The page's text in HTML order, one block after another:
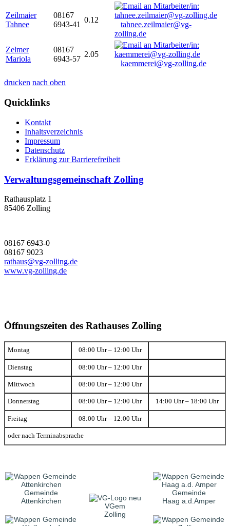
Zeilmaier
Tahnee
08167
6943-41
0.12
tahnee.zeilmaier@vg-
zolling.de
Zelmer
Mariola
08167
6943-57
2.05
kaemmerei@vg-zolling.de
drucken nach oben
Quicklinks
Kontakt
Inhaltsverzeichnis
Impressum
Datenschutz
Erklärung zur Barrierefreiheit
Verwaltungsgemeinschaft Zolling
Rathausplatz 1
85406 Zolling
08167 6943-0
08167 9023
rathaus@vg-zolling.de
www.vg-zolling.de
Öffnungszeiten des Rathauses Zolling
Montag 08:00 Uhr – 12:00 Uhr
Dienstag 08:00 Uhr – 12:00 Uhr
Mittwoch 08:00 Uhr – 12:00 Uhr
Donnerstag 08:00 Uhr – 12:00 Uhr 14:00 Uhr – 18:00 Uhr
Freitag 08:00 Uhr – 12:00 Uhr
oder nach Terminabsprache
Gemeinde
Attenkirchen
VGem
Zolling
Gemeinde
Haag a.d.Amper